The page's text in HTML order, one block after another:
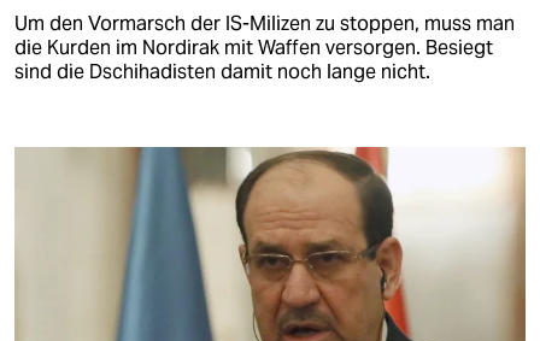
Um den Vormarsch der IS-Milizen zu stoppen, muss man
die Kurden im Nordirak mit Waffen versorgen. Besiegt
sind die Dschihadisten damit noch lange nicht.